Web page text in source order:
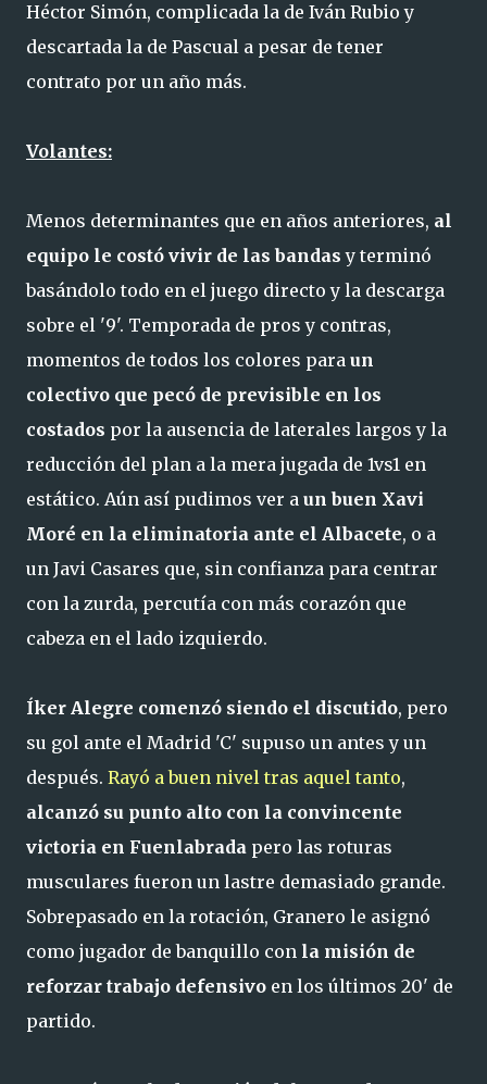
Héctor Simón, complicada la de Iván Rubio y
descartada la de Pascual a pesar de tener
contrato por un año más.
Volantes:
Menos determinantes que en años anteriores, al
equipo le costó vivir de las bandas y terminó
basándolo todo en el juego directo y la descarga
sobre el '9'. Temporada de pros y contras,
momentos de todos los colores para un
colectivo que pecó de previsible en los
costados por la ausencia de laterales largos y la
reducción del plan a la mera jugada de 1vs1 en
estático. Aún así pudimos ver a un buen Xavi
Moré en la eliminatoria ante el Albacete, o a
un Javi Casares que, sin confianza para centrar
con la zurda, percutía con más corazón que
cabeza en el lado izquierdo.
Íker Alegre comenzó siendo el discutido, pero
su gol ante el Madrid 'C' supuso un antes y un
después. Rayó a buen nivel tras aquel tanto,
alcanzó su punto alto con la convincente
victoria en Fuenlabrada pero las roturas
musculares fueron un lastre demasiado grande.
Sobrepasado en la rotación, Granero le asignó
como jugador de banquillo con la misión de
reforzar trabajo defensivo en los últimos 20' de
partido.